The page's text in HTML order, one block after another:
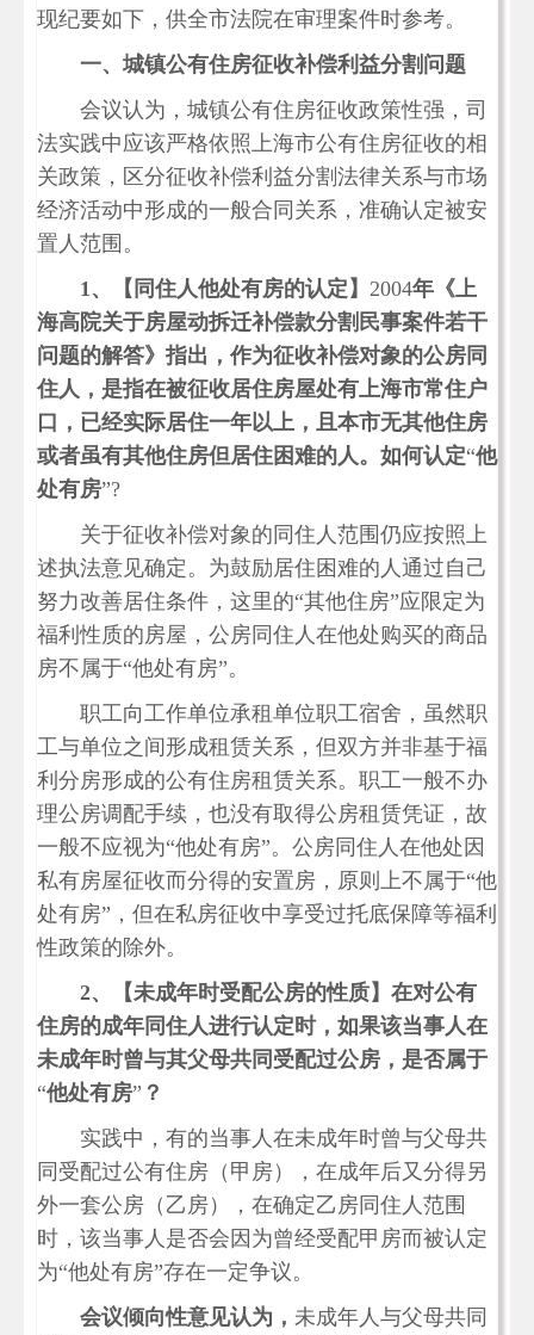
现纪要如下，供全市法院在审理案件时参考。
一、城镇公有住房征收补偿利益分割问题
会议认为，城镇公有住房征收政策性强，司
法实践中应该严格依照上海市公有住房征收的相
关政策，区分征收补偿利益分割法律关系与市场
经济活动中形成的一般合同关系，准确认定被安
置人范围。
1、
【同住人他处有房的认定】 2004年《上
海高院关于房屋动拆迁补偿款分割民事案件若干
问题的解答》指出，作为征收补偿对象的公房同
住人，是指在被征收居住房屋处有上海市常住户
口，已经实际居住一年以上，且本市无其他住房
或者虽有其他住房但居住困难的人。如何认定“他
处有房”?
关于征收补偿对象的同住人范围仍应按照上
述执法意见确定。为鼓励居住困难的人通过自己
努力改善居住条件，这里的“其他住房”应限定为
福利性质的房屋，公房同住人在他处购买的商品
房不属于“他处有房”。
职工向工作单位承租单位职工宿舍，虽然职
工与单位之间形成租赁关系，但双方并非基于福
利分房形成的公有住房租赁关系。职工一般不办
理公房调配手续，也没有取得公房租赁凭证，故
一般不应视为“他处有房”。公房同住人在他处因
私有房屋征收而分得的安置房，原则上不属于“他
处有房”，但在私房征收中享受过托底保障等福利
性政策的除外。
2、【未成年时受配公房的性质】在对公有
住房的成年同住人进行认定时，如果该当事人在
未成年时曾与其父母共同受配过公房，是否属于
“他处有房” ？
实践中，有的当事人在未成年时曾与父母共
同受配过公有住房（甲房），在成年后又分得另
外一套公房（乙房），在确定乙房同住人范围
时，该当事人是否会因为曾经受配甲房而被认定
为“他处有房”存在一定争议。
会议倾向性意见认为， 未成年人与父母共同